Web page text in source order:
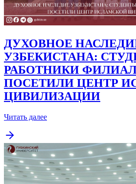
ДУХОВНОЕ
УЗБЕКИСТАНА:
РАБОТНИКИ
ПОСЕТИЛИ ЦЕНТР
ЦИВИЛИЗАЦИИ
Читать далее